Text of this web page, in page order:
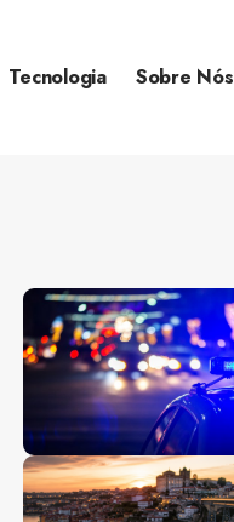
Tecnologia Sobre Nós